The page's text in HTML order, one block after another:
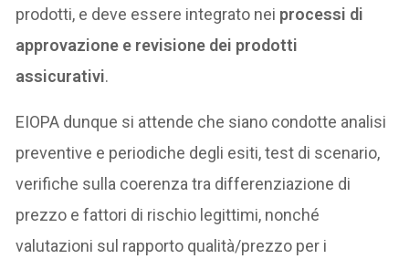
prodotti, e deve essere integrato nei processi di
approvazione e revisione dei prodotti
assicurativi.
EIOPA dunque si attende che siano condotte analisi
preventive e periodiche degli esiti, test di scenario,
verifiche sulla coerenza tra differenziazione di
prezzo e fattori di rischio legittimi, nonché
valutazioni sul rapporto qualità/prezzo per i